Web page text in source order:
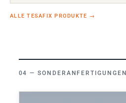
ALLE TESAFIX PRODUKTE →
SONDERANFERTIGUNGEN